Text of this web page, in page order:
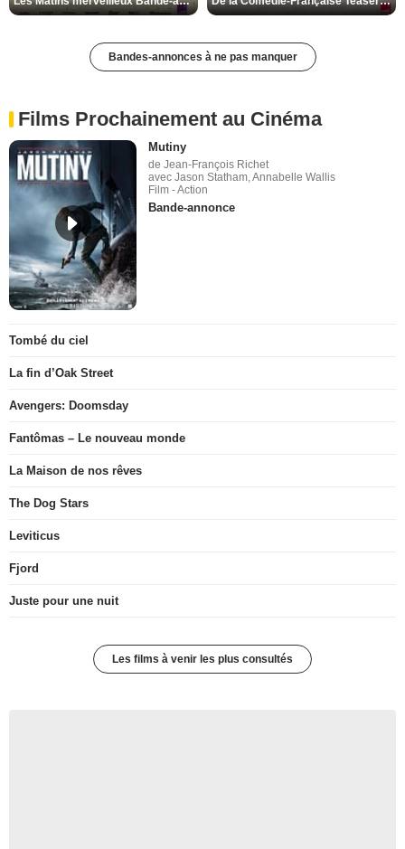
Bandes-annonces à ne pas manquer
Films Prochainement au Cinéma
Mutiny
de Jean-François Richet
avec Jason Statham, Annabelle Wallis
Film - Action
Bande-annonce
Tombé du ciel
La fin d’Oak Street
Avengers: Doomsday
Fantômas – Le nouveau monde
La Maison de nos rêves
The Dog Stars
Leviticus
Fjord
Juste pour une nuit
Les films à venir les plus consultés